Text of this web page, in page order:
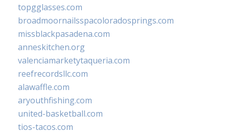
topgglasses.com
broadmoornailsspacoloradosprings.com
missblackpasadena.com
anneskitchen.org
valenciamarketytaqueria.com
reefrecordsllc.com
alawaffle.com
aryouthfishing.com
united-basketball.com
tios-tacos.com